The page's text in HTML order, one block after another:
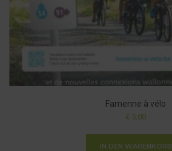
Famenne à vélo
€ 5,00
IN DEN WARENKORB